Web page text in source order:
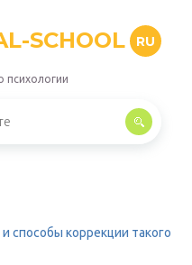
SCHOOL RU
психологии
способы коррекции такого